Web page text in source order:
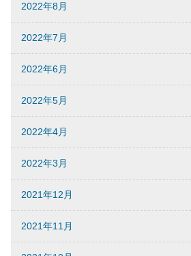
2022年8月
2022年7月
2022年6月
2022年5月
2022年4月
2022年3月
2021年12月
2021年11月